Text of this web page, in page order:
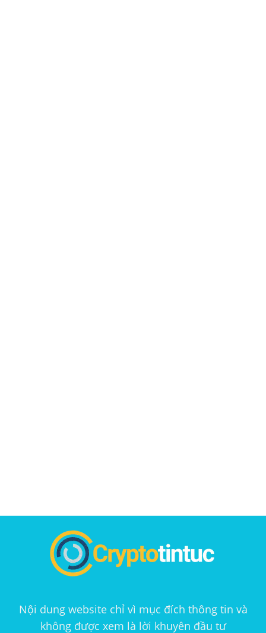
Nội dung website chỉ vì mục đích thông tin và
không được xem là lời khuyên đầu tư